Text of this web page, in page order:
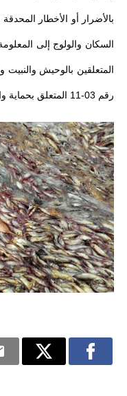
السكان والولوج إلى
المتعلقين بالوحيش والنبيت
رقم 03-11 المتعلق بحماية واستصلاح البيئة.